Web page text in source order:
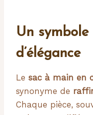
Un
d’élégance
Le sac à main en
synonyme de
Chaque pièce,